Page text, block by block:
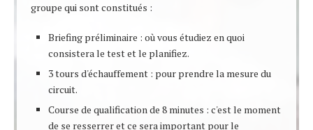
groupe qui sont constitués :
Briefing préliminaire : où vous étudiez en quoi
consistera le test et le planifiez.
3 tours d'échauffement : pour prendre la mesure du
circuit.
Course de qualification de 8 minutes : c'est le moment
de se resserrer et ce sera important pour le